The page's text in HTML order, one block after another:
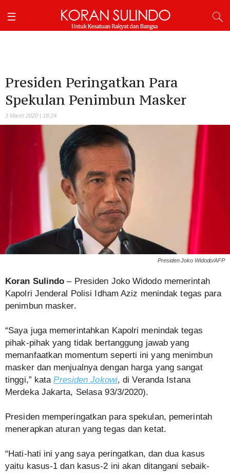
Presiden Peringatkan Para
Spekulan Penimbun Masker
3 Maret 2020 | 18:24
Presiden Joko Widodo/AFP
Koran Sulindo – Presiden Joko Widodo memerintah
Kapolri Jenderal Polisi Idham Aziz menindak tegas para
penimbun masker.
“Saya juga memerintahkan Kapolri menindak tegas
pihak-pihak yang tidak bertanggung jawab yang
memanfaatkan momentum seperti ini yang menimbun
masker dan menjualnya dengan harga yang sangat
tinggi,” kataPresiden Jokowi, di Veranda Istana
Merdeka Jakarta, Selasa 93/3/2020).
Presiden memperingatkan para spekulan, pemerintah
menerapkan aturan yang tegas dan ketat.
“Hati-hati ini yang saya peringatkan, dan dua kasus
yaitu kasus-1 dan kasus-2 ini akan ditangani sebaik-